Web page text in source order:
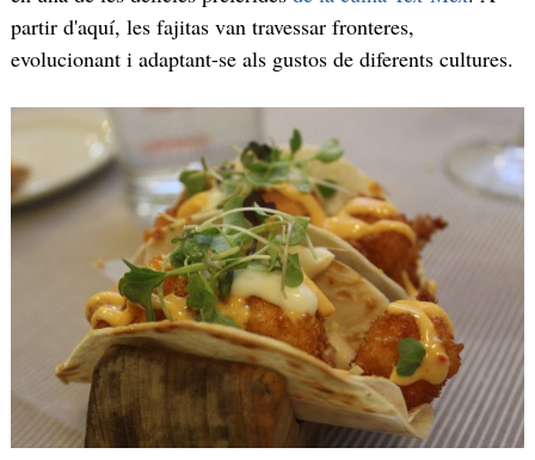
partir d'aquí, les fajitas van travessar fronteres,
evolucionant i adaptant-se als gustos de diferents cultures.